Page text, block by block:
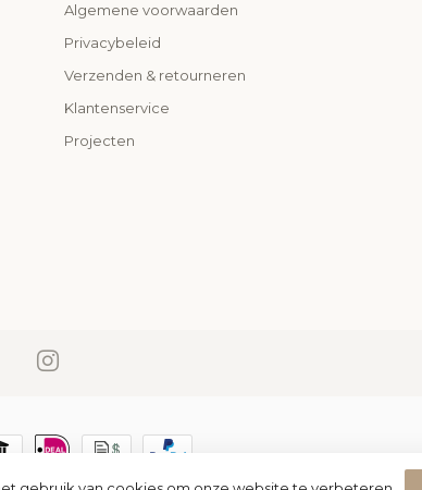
Algemene voorwaarden
Privacybeleid
Verzenden & retourneren
Klantenservice
Projecten